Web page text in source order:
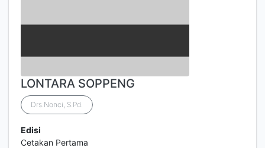
LONTARA SOPPENG
Drs.Nonci, S.Pd.
Edisi
Cetakan Pertama